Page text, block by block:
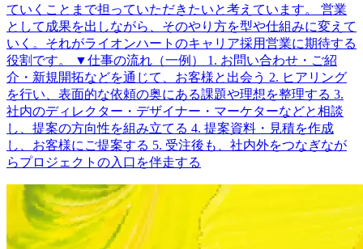
ていくことまで担っていただきたいと考えています。 営業
として成果を出しながら、そのやり方を型や仕組みに変えて
いく。それがライオンハートのキャリア採用営業に期待する
役割です。 ▼仕事の流れ（一例） 1. お問い合わせ・ご紹
介・新規開拓などを通じて、お客様と出会う 2. ヒアリング
を行い、表面的な依頼の奥にある課題や理想を整理する 3.
社内のディレクター・デザイナー・マーケターなどと相談
し、提案の方向性を組み立てる 4. 提案資料・見積を作成
し、お客様にご提案する 5. 受注後も、社内外をつなぎなが
らプロジェクトの入口を伴走する